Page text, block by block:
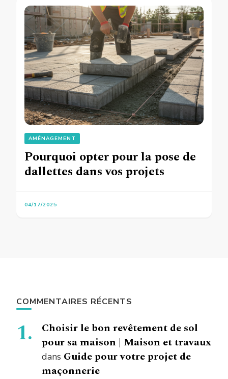
AMÉNAGEMENT
Pourquoi opter pour la pose de
dallettes dans vos projets
04/17/2025
COMMENTAIRES RÉCENTS
Choisir le bon revêtement de sol
pour sa maison | Maison et travaux
dans Guide pour votre projet de
maçonnerie